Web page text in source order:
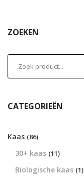
ZOEKEN
CATEGORIEËN
Kaas (86)
30+ kaas (11)
Biologische kaas (1)